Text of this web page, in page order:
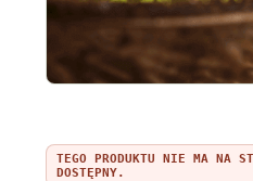
TEGO PRODUKTU NIE MA NA
DOSTĘPNY.